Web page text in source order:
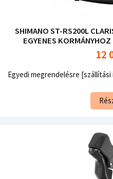
SHIMANO ST-RS200L
EGYENES
12
Egyedi megrendelésre [szállítási